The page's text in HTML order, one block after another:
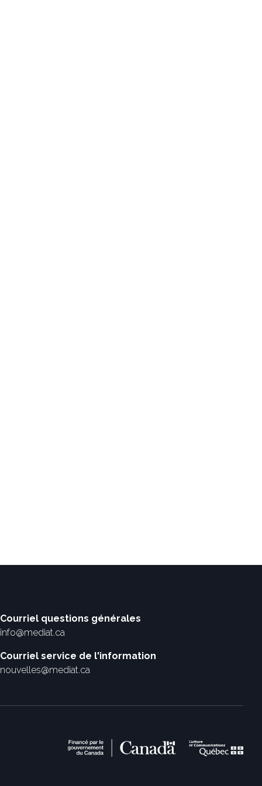
Courriel questions générales
info@mediat.ca
Courriel service de l'information
nouvelles@mediat.ca